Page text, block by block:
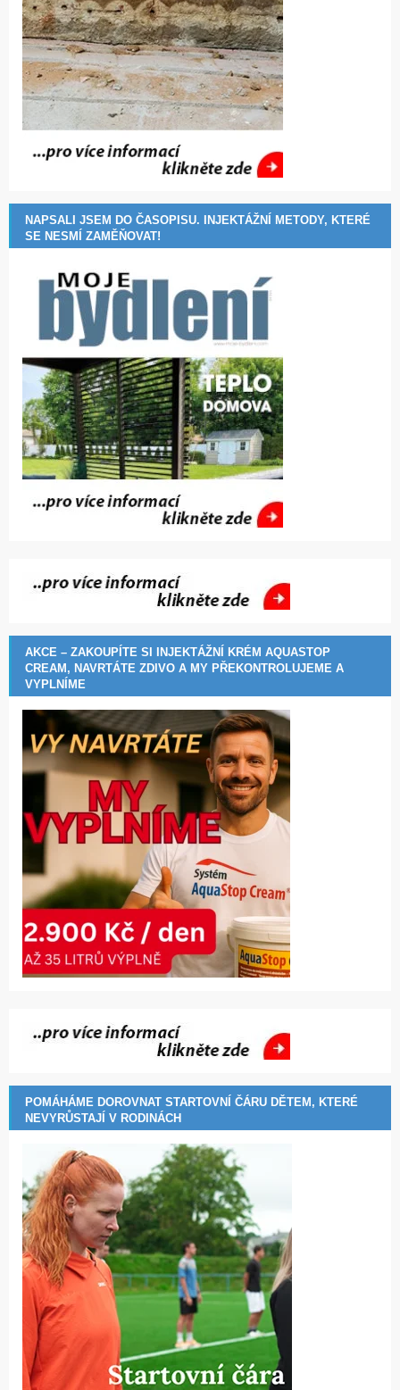
NAPSALI JSEM DO ČASOPISU. INJEKTÁŽNÍ METODY, KTERÉ
SE NESMÍ ZAMĚŇOVAT!
AKCE – ZAKOUPÍTE SI INJEKTÁŽNÍ KRÉM AQUASTOP
CREAM, NAVRTÁTE ZDIVO A MY PŘEKONTROLUJEME A
VYPLNÍME
POMÁHÁME DOROVNAT STARTOVNÍ ČÁRU DĚTEM, KTERÉ
NEVYRŮSTAJÍ V RODINÁCH